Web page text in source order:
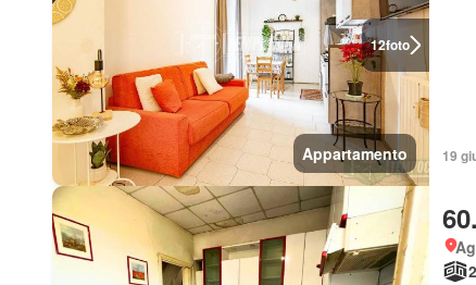
12foto
Appartamento 19